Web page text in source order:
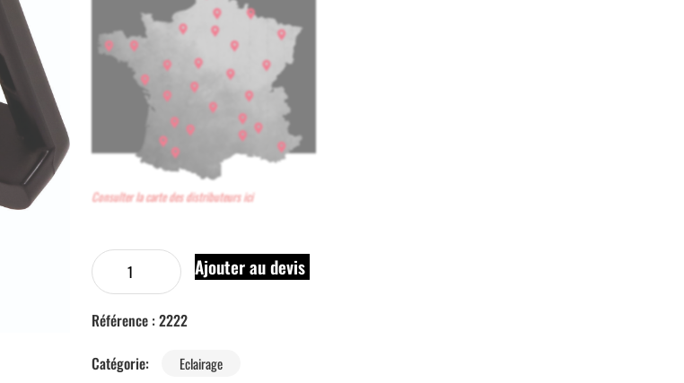
Consulter la carte des distributeurs ici
Ajouter au devis
Référence : 2222
Catégorie:
Eclairage